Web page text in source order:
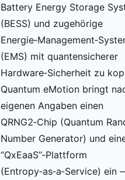
Battery Energy Storage
(BESS) und zugehörige
(EMS) mit quantensicherer
Hardware‑Sicherheit zu
Quantum eMotion bringt
eigenen Angaben einen
QRNG2‑Chip (Quantum
Number Generator) und
“QxEaaS”‑Plattform
(Entropy‑as‑a‑Service) ein